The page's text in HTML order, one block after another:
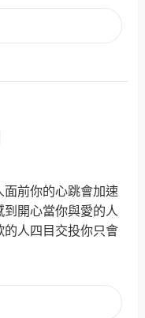
前你的心跳會加速
開心當你與愛的人
的人四目交投你只會